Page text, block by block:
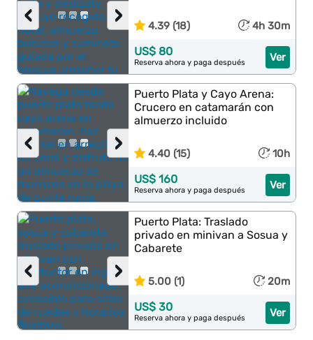
›
‹ 4.39 (18) 4h 30m
Ver
US$ 80
Reserva ahora y paga después
›
‹
Puerto Plata y Cayo Arena:
Crucero en catamarán con
almuerzo incluido
4.40 (15) 10h
Ver
US$ 160
Reserva ahora y paga después
›
‹
Puerto Plata: Traslado
privado en minivan a Sosua y
Cabarete
5.00 (1) 20m
Ver
US$ 30
Reserva ahora y paga después